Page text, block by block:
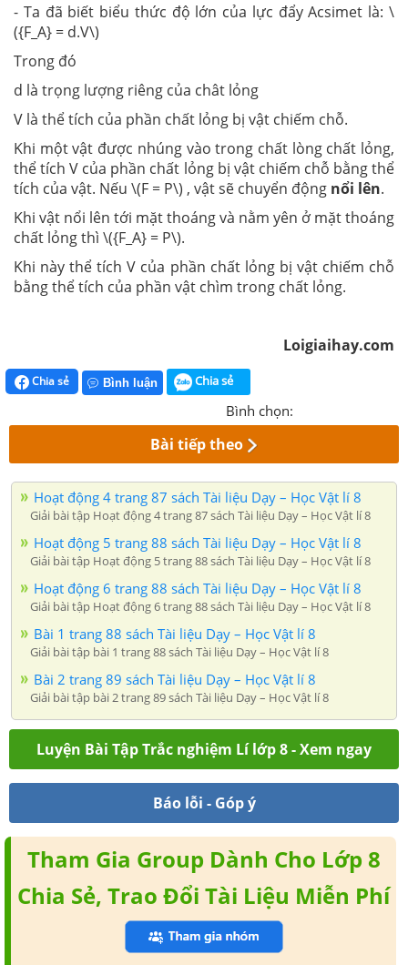
- Ta đã biết biểu thức độ lớn của lực đẩy Acsimet là: \
({F_A} = d.V\)
Trong đó
d là trọng lượng riêng của chât lỏng
V là thể tích của phần chất lỏng bị vật chiếm chỗ.
Khi một vật được nhúng vào trong chất lòng chất lỏng,
thể tích V của phần chất lỏng bị vật chiếm chỗ bằng thể
tích của vật. Nếu \(F = P\) , vật sẽ chuyển động nổi lên.
Khi vật nổi lên tới mặt thoáng và nằm yên ở mặt thoáng
chất lỏng thì \({F_A} = P\).
Khi này thể tích V của phần chất lỏng bị vật chiếm chỗ
bằng thể tích của phần vật chìm trong chất lỏng.
Loigiaihay.com
Chia sẻ Bình luận Chia sẻ
Bình chọn:
Bài tiếp theo
Hoạt động 4 trang 87 sách Tài liệu Dạy – Học Vật lí 8
Giải bài tập Hoạt động 4 trang 87 sách Tài liệu Dạy – Học Vật lí 8
Hoạt động 5 trang 88 sách Tài liệu Dạy – Học Vật lí 8
Giải bài tập Hoạt động 5 trang 88 sách Tài liệu Dạy – Học Vật lí 8
Hoạt động 6 trang 88 sách Tài liệu Dạy – Học Vật lí 8
Giải bài tập Hoạt động 6 trang 88 sách Tài liệu Dạy – Học Vật lí 8
Bài 1 trang 88 sách Tài liệu Dạy – Học Vật lí 8
Giải bài tập bài 1 trang 88 sách Tài liệu Dạy – Học Vật lí 8
Bài 2 trang 89 sách Tài liệu Dạy – Học Vật lí 8
Giải bài tập bài 2 trang 89 sách Tài liệu Dạy – Học Vật lí 8
Luyện Bài Tập Trắc nghiệm Lí lớp 8 - Xem ngay
Báo lỗi - Góp ý
Tham Gia Group Dành Cho Lớp 8
Chia Sẻ, Trao Đổi Tài Liệu Miễn Phí